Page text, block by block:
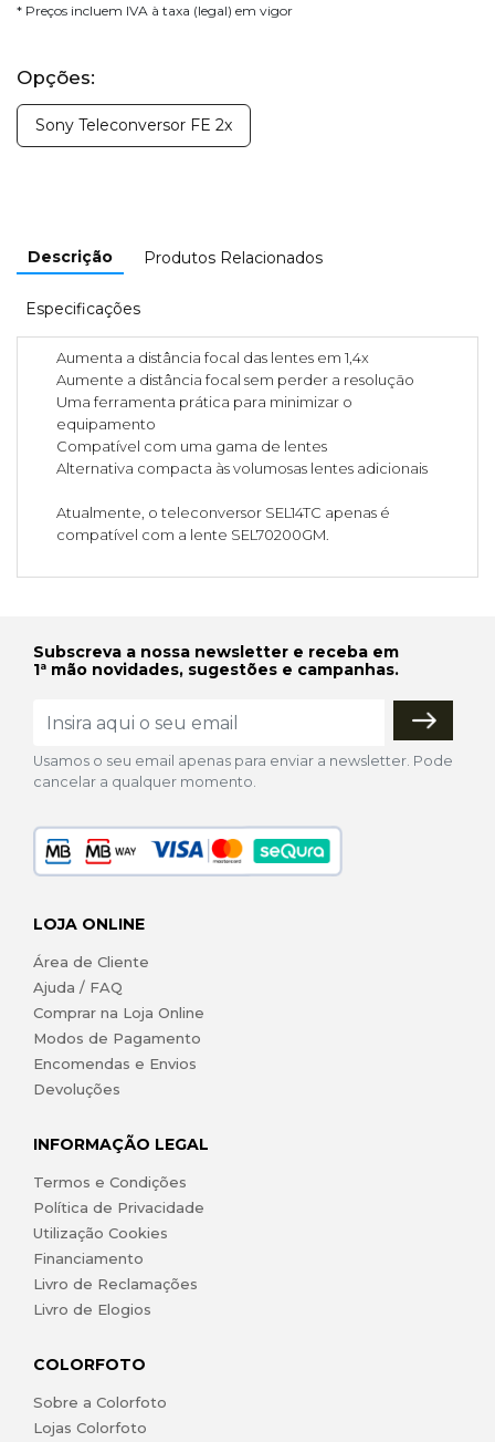
* Preços incluem IVA à taxa (legal) em vigor
Opções:
Sony Teleconversor FE 2x
Descrição Produtos Relacionados
Especificações
Aumenta a distância focal das lentes em 1,4x
Aumente a distância focal sem perder a resolução
Uma ferramenta prática para minimizar o
equipamento
Compatível com uma gama de lentes
Alternativa compacta às volumosas lentes adicionais
Atualmente, o teleconversor SEL14TC apenas é
compatível com a lente SEL70200GM.
Subscreva a nossa newsletter e receba em
1ª mão novidades, sugestões e campanhas.
Usamos o seu email apenas para enviar a newsletter. Pode
cancelar a qualquer momento.
LOJA ONLINE
Área de Cliente
Ajuda / FAQ
Comprar na Loja Online
Modos de Pagamento
Encomendas e Envios
Devoluções
INFORMAÇÃO LEGAL
Termos e Condições
Política de Privacidade
Utilização Cookies
Financiamento
Livro de Reclamações
Livro de Elogios
COLORFOTO
Sobre a Colorfoto
Lojas Colorfoto